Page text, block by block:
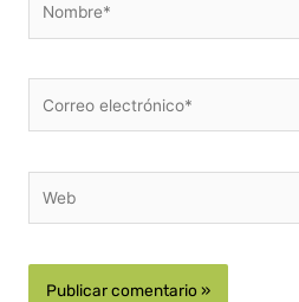
electrónico*